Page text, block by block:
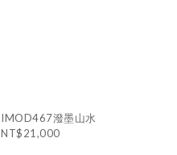
IMOD467潑墨山水
NT$21,000